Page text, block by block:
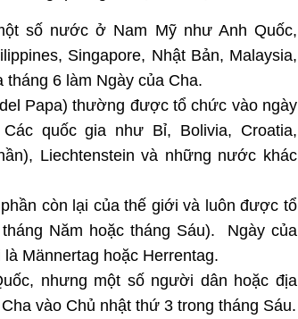
số nước ở Nam Mỹ như Anh Quốc,
Singapore, Nhật Bản, Malaysia,
6 làm Ngày của Cha.
Papa) thường được tổ chức vào ngày
quốc gia như Bỉ, Bolivia, Croatia,
Liechtenstein và những nước khác
còn lại của thế giới và luôn được tổ
Năm hoặc tháng Sáu). Ngày của
Männertag hoặc Herrentag.
nhưng một số người dân hoặc địa
vào Chủ nhật thứ 3 trong tháng Sáu.